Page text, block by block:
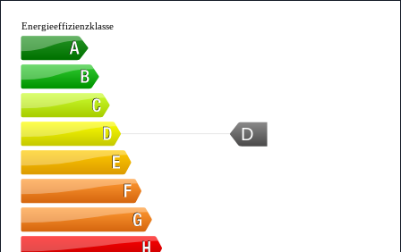
D
Energieeffizienzklasse